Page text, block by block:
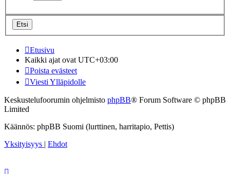
Etusivu
Kaikki ajat ovat UTC+03:00
Poista evästeet
Viesti Ylläpidolle
Keskustelufoorumin ohjelmisto phpBB® Forum Software © phpBB
Limited
Käännös: phpBB Suomi (lurttinen, harritapio, Pettis)
Yksityisyys | Ehdot